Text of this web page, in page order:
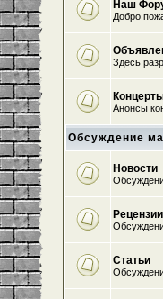
Наш
Добро
Здесь
Анонсы
Обсуждение
Новости
Рецензии
Статьи